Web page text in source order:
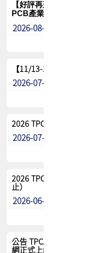
【好評再延長】
PCB產業專屬 AI 知識
2026-08-04
【11/13-15】2026
2026-07-22
2026 TPCA中南區會
2026-07-08
2026 TPCA健康盃保
止）
2026-06-29
公告 TPCA 台灣電路
網正式上線！